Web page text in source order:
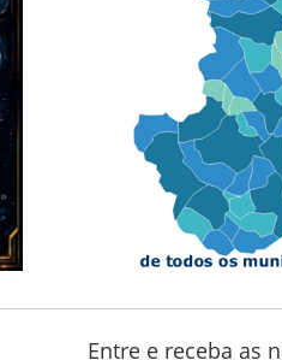
Entre e receba as